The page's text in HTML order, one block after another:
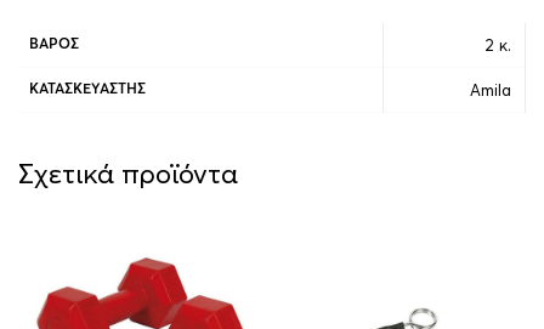
ΒΆΡΟΣ 2 κ.
ΚΑΤΑΣΚΕΥΑΣΤΉΣ Amila
Σχετικά προϊόντα